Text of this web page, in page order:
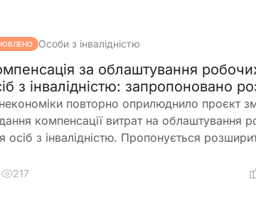
Особи з інвалідністю
за облаштування
з інвалідністю: запропоновано
повторно оприлюднило проєкт
компенсації витрат на облаштування
осіб з інвалідністю. Пропонується
уточнити вимоги до документів та
217